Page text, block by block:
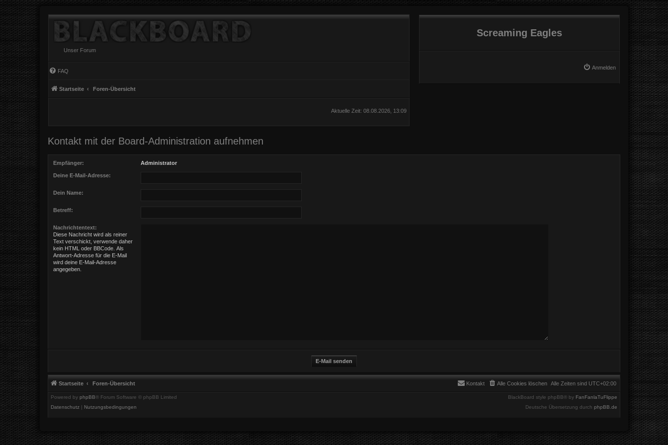
Unser Forum
Screaming Eagles
Anmelden
FAQ
Startseite Foren-Übersicht
Aktuelle Zeit: 08.08.2026, 13:09
Kontakt mit der Board-Administration aufnehmen
Empfänger: Administrator
Deine E-Mail-Adresse:
Dein Name:
Betreff:
Nachrichtentext:
Diese Nachricht wird als reiner
Text verschickt, verwende daher
kein HTML oder BBCode. Als
Antwort-Adresse für die E-Mail
wird deine E-Mail-Adresse
angegeben.
Startseite Foren-Übersicht Alle Zeiten sind UTC+02:00
Alle Cookies löschen
Kontakt
Powered by phpBB® Forum Software © phpBB Limited BlackBoard style phpBB® by FanFanlaTuFlippe
Deutsche Übersetzung durch phpBB.de
Datenschutz | Nutzungsbedingungen